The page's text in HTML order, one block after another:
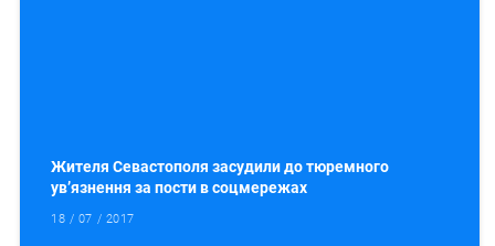
Жителя Севастополя засудили до тюремного
ув’язнення за пости в соцмережах
18 / 07 / 2017